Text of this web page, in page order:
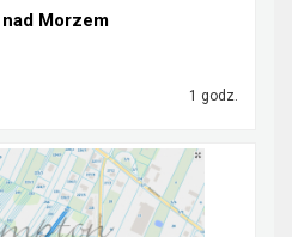
Morzem
1 godz.